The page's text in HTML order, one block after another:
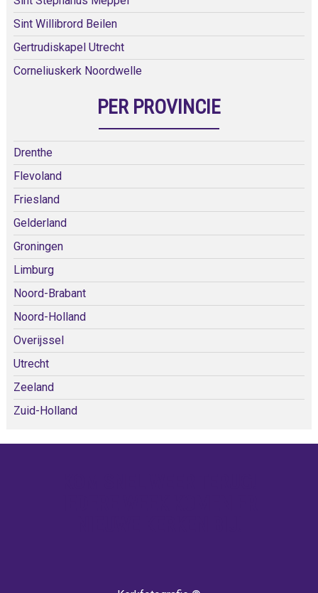
Sint Willibrord Beilen
Gertrudiskapel Utrecht
Corneliuskerk Noordwelle
PER PROVINCIE
Drenthe
Flevoland
Friesland
Gelderland
Groningen
Limburg
Noord-Brabant
Noord-Holland
Overijssel
Utrecht
Zeeland
Zuid-Holland